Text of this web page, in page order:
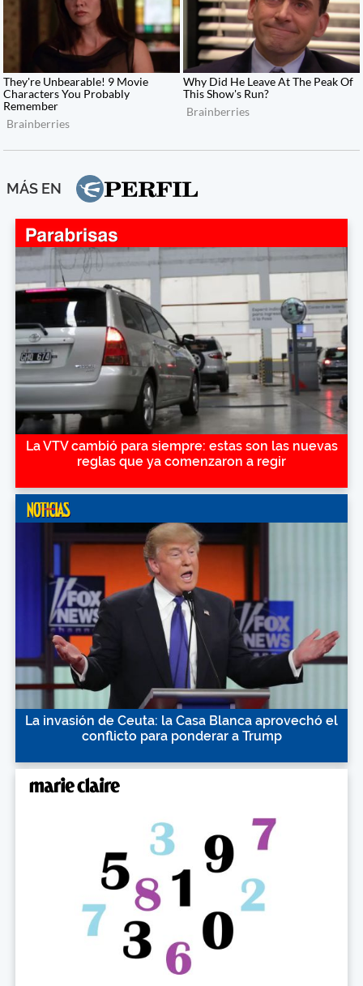
MÁS EN
La VTV cambió para siempre: estas son las nuevas
reglas que ya comenzaron a regir
La invasión de Ceuta: la Casa Blanca aprovechó el
conflicto para ponderar a Trump